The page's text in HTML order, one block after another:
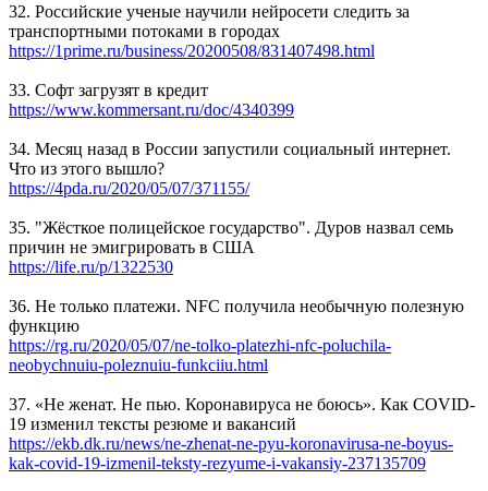
32. Российские ученые научили нейросети следить за
транспортными потоками в городах
https://1prime.ru/business/20200508/831407498.html
33. Софт загрузят в кредит
https://www.kommersant.ru/doc/4340399
34. Месяц назад в России запустили социальный интернет.
Что из этого вышло?
https://4pda.ru/2020/05/07/371155/
35. "Жёсткое полицейское государство". Дуров назвал семь
причин не эмигрировать в США
https://life.ru/p/1322530
36. Не только платежи. NFC получила необычную полезную
функцию
https://rg.ru/2020/05/07/ne-tolko-platezhi-nfc-poluchila-
neobychnuiu-poleznuiu-funkciiu.html
37. «Не женат. Не пью. Коронавируса не боюсь». Как COVID-
19 изменил тексты резюме и вакансий
https://ekb.dk.ru/news/ne-zhenat-ne-pyu-koronavirusa-ne-boyus-
kak-covid-19-izmenil-teksty-rezyume-i-vakansiy-237135709